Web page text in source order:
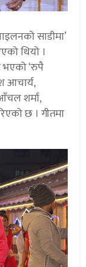
साडीमा’
थियो ।
भएको ‘रुपै
आचार्य,
शर्मा,
छ । गीतमा